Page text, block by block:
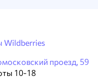
Wildberries
проезд, 59
10-18